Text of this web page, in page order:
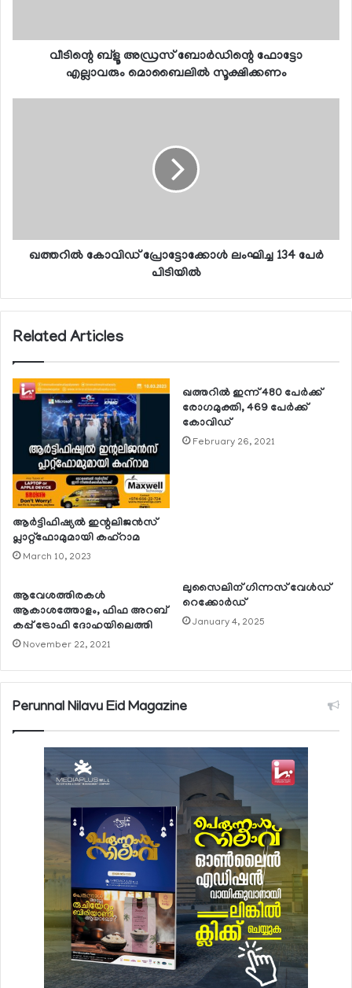
വീടിന്റെ ബ്ളൂ അഡ്രസ് ബോര്‍ഡിന്റെ ഫോട്ടോ
എല്ലാവരും മൊബൈലില്‍ സൂക്ഷിക്കണം
ഖത്തറില്‍ കോവിഡ് പ്രോട്ടോക്കോള്‍ ലംഘിച്ച 134 പേര്‍
പിടിയില്‍
Related Articles
ആര്‍ട്ടിഫിഷ്യല്‍ ഇന്റലിജന്‍സ്
പ്ലാറ്റ്ഫോമുമായി കഹ്റാമ
March 10, 2023
ഖത്തറില്‍ ഇന്ന് 480 പേര്‍ക്ക്
രോഗമുക്തി, 469 പേര്‍ക്ക്
കോവിഡ്
February 26, 2021
ആവേശത്തിരകള്‍
ആകാശത്തോളം, ഫിഫ അറബ്
കപ്പ് ട്രോഫി ദോഹയിലെത്തി
November 22, 2021
ലുസൈലിന് ഗിന്നസ് വേള്‍ഡ്
റെക്കോര്‍ഡ്
January 4, 2025
Perunnal Nilavu Eid Magazine